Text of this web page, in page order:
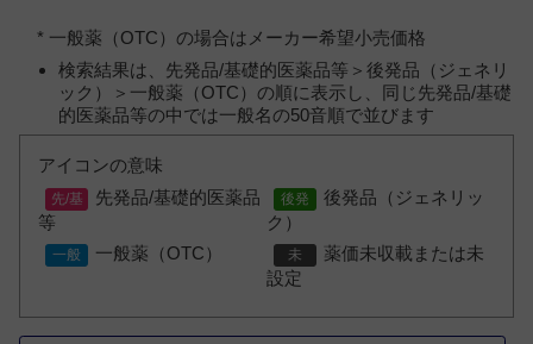
* 一般薬（OTC）の場合はメーカー希望小売価格
検索結果は、先発品/基礎的医薬品等＞後発品（ジェネリ
ック）＞一般薬（OTC）の順に表示し、同じ先発品/基礎
的医薬品等の中では一般名の50音順で並びます
アイコンの意味
先発品/基礎的医薬品
等
後発品（ジェネリッ
ク）
一般薬（OTC）
薬価未収載または未
設定